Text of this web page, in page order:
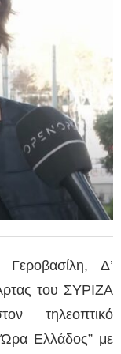
Δ’
του ΣΥΡΙΖΑ
τηλεοπτικό
Ελλάδος” με